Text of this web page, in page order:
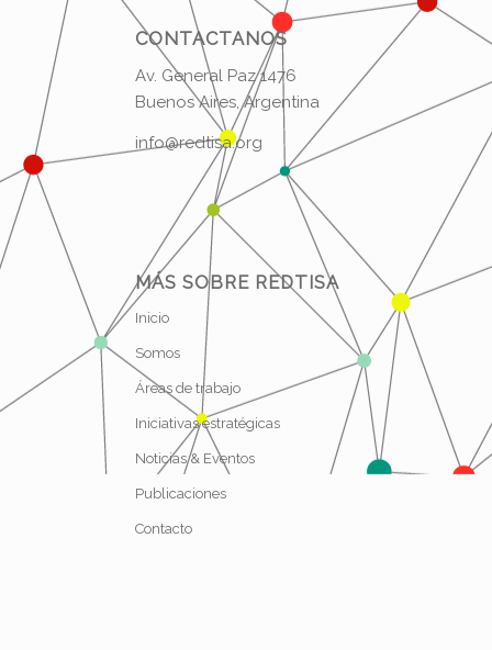
CONTACTANOS
Av. General Paz 1476
Buenos Aires, Argentina
info@redtisa.org
MÁS SOBRE REDTISA
Inicio
Somos
Áreas de trabajo
Iniciativas estratégicas
Noticias & Eventos
Publicaciones
Contacto